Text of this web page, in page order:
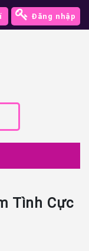
Đăng nhập
Tình Cực